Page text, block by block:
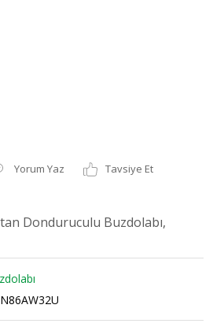
Yorum Yaz Tavsiye Et
Donduruculu Buzdolabı,